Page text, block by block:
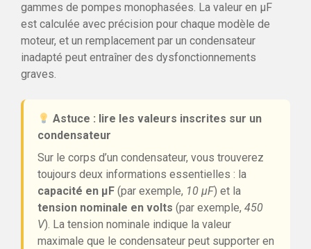
gammes de pompes monophasées. La valeur en µF
est calculée avec précision pour chaque modèle de
moteur, et un remplacement par un condensateur
inadapté peut entraîner des dysfonctionnements
graves.
Astuce : lire les valeurs inscrites sur un
condensateur
Sur le corps d’un condensateur, vous trouverez
toujours deux informations essentielles : la
capacité en µF (par exemple, 10 µF) et la
tension nominale en volts (par exemple, 450
V). La tension nominale indique la valeur
maximale que le condensateur peut supporter en